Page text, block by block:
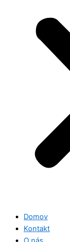
Domov
Kontakt